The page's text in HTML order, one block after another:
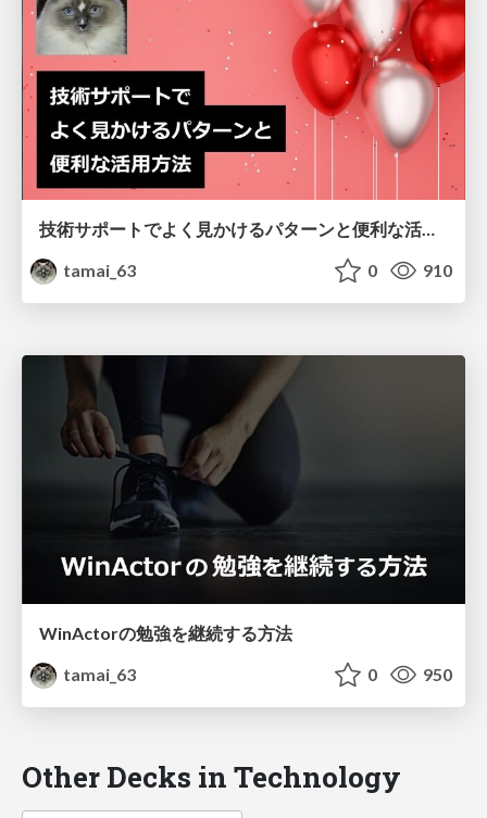
技術サポートでよく見かけるパターンと便利な活用方法
tamai_63
0 910
WinActorの勉強を継続する方法
tamai_63
0 950
Other Decks in Technology